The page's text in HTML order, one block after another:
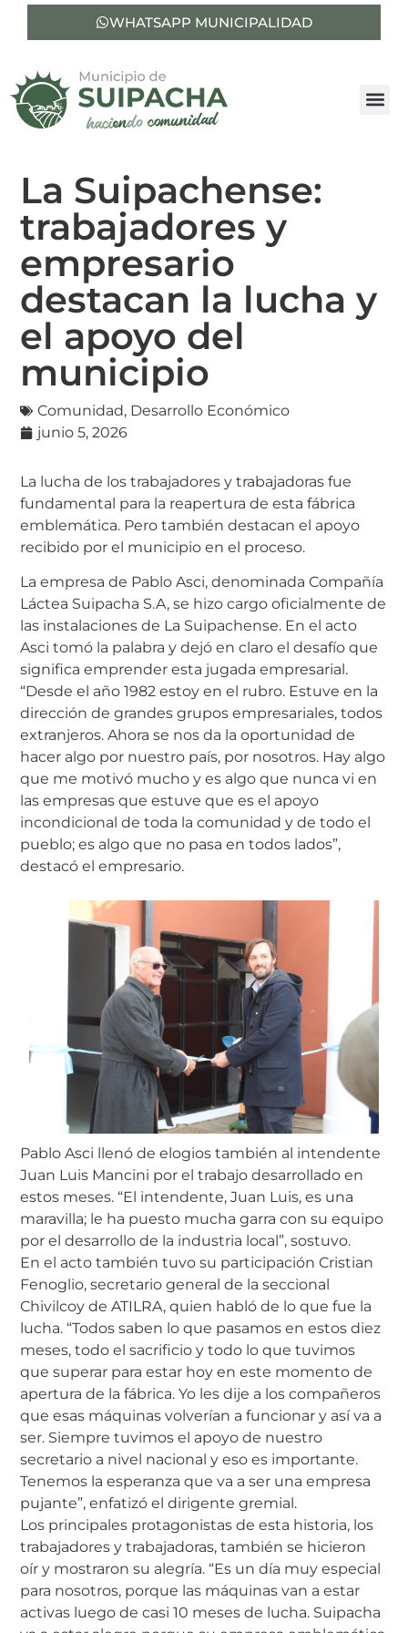
WHATSAPP MUNICIPALIDAD
La Suipachense:
trabajadores y
empresario
destacan la lucha y
el apoyo del
municipio
Comunidad, Desarrollo Económico
junio 5, 2026
La lucha de los trabajadores y trabajadoras fue
fundamental para la reapertura de esta fábrica
emblemática. Pero también destacan el apoyo
recibido por el municipio en el proceso.
La empresa de Pablo Asci, denominada Compañía
Láctea Suipacha S.A, se hizo cargo oficialmente de
las instalaciones de La Suipachense. En el acto
Asci tomó la palabra y dejó en claro el desafío que
significa emprender esta jugada empresarial.
“Desde el año 1982 estoy en el rubro. Estuve en la
dirección de grandes grupos empresariales, todos
extranjeros. Ahora se nos da la oportunidad de
hacer algo por nuestro país, por nosotros. Hay algo
que me motivó mucho y es algo que nunca vi en
las empresas que estuve que es el apoyo
incondicional de toda la comunidad y de todo el
pueblo; es algo que no pasa en todos lados”,
destacó el empresario.
Pablo Asci llenó de elogios también al intendente
Juan Luis Mancini por el trabajo desarrollado en
estos meses. “El intendente, Juan Luis, es una
maravilla; le ha puesto mucha garra con su equipo
por el desarrollo de la industria local”, sostuvo.
En el acto también tuvo su participación Cristian
Fenoglio, secretario general de la seccional
Chivilcoy de ATILRA, quien habló de lo que fue la
lucha. “Todos saben lo que pasamos en estos diez
meses, todo el sacrificio y todo lo que tuvimos
que superar para estar hoy en este momento de
apertura de la fábrica. Yo les dije a los compañeros
que esas máquinas volverían a funcionar y así va a
ser. Siempre tuvimos el apoyo de nuestro
secretario a nivel nacional y eso es importante.
Tenemos la esperanza que va a ser una empresa
pujante”, enfatizó el dirigente gremial.
Los principales protagonistas de esta historia, los
trabajadores y trabajadoras, también se hicieron
oír y mostraron su alegría. “Es un día muy especial
para nosotros, porque las máquinas van a estar
activas luego de casi 10 meses de lucha. Suipacha